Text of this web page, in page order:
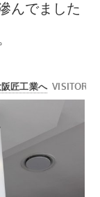
んでました